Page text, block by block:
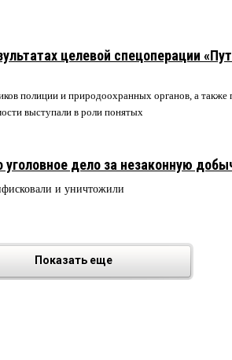
целевой спецоперации
полиции и природоохранных органов, а также
выступали в роли понятых
дело за незаконную
и уничтожили
Показать еще